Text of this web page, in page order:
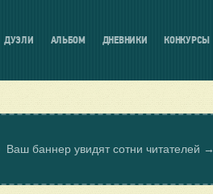
ДУЭЛИ АЛЬБОМ ДНЕВНИКИ КОНКУРСЫ
Ваш баннер увидят сотни читателей →